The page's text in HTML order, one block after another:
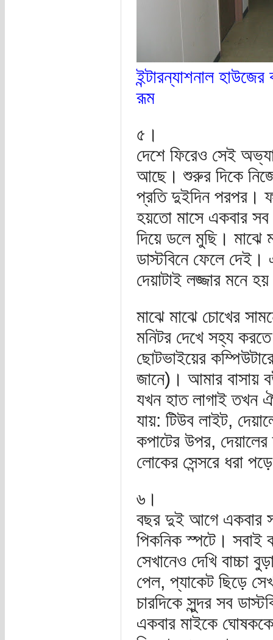
ইন্টারন্যাশনাল
রূম
৫।
দেশে ফিরেও সেই
আছে। শুরুর দিকে
প্রতি দুইদিন পরপর।
হয়তো মাসে একবার সব
দিয়ে ডলে মুছি। মাঝে
ডাস্টবিনে ফেলে
দেয়াটাই লজ্জার মনে
মাঝে মাঝে চোখের
মনিটর দেখে সহ্য
ছোটভাইয়ের
জানে)। আমার বাসায়
যখন হাত লাগাই তখন
যায়: টিউব লাইট,
কপাটের উপর,
লোকের সেন্সরে ধরা
৬।
বছর দুই আগে একবার
পিকনিক স্পটে। সবাই
সেখানেও দেখি বাচ্চা
পেল, প্যাকেট ছিড়ে
চারদিকে সুন্দর সব
একবার মাইকে